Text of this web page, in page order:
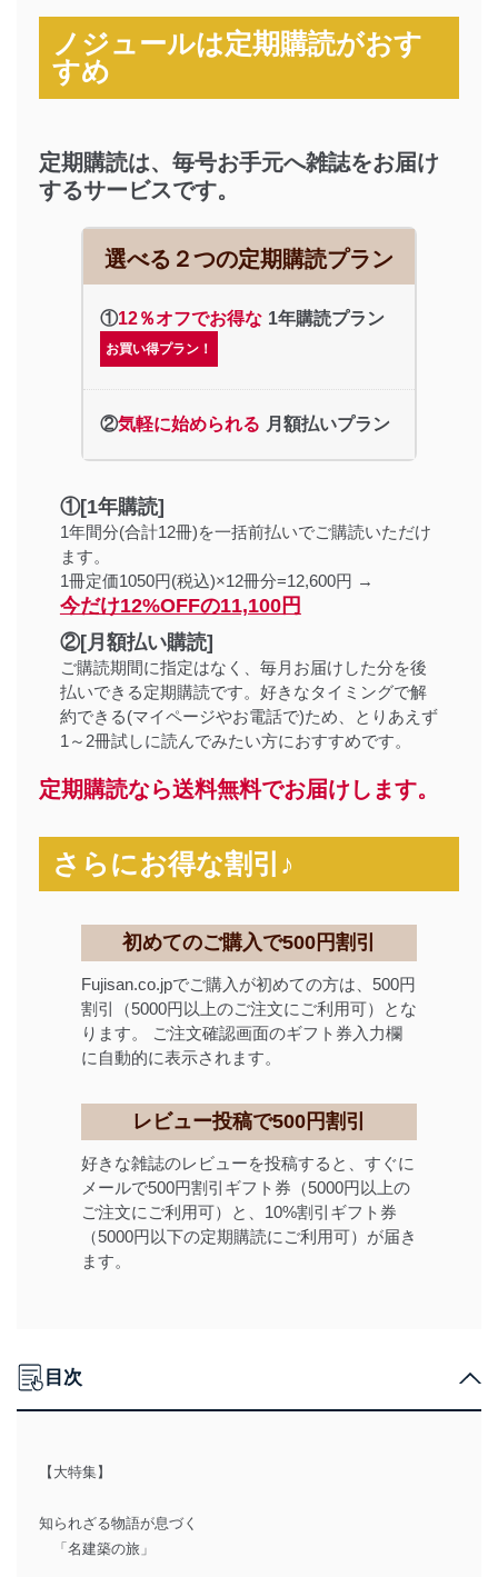
ノジュールは定期購読がおす
すめ
定期購読は、毎号お手元へ雑誌をお届け
するサービスです。
選べる２つの定期購読プラン
①12％オフでお得な 1年購読プラン
お買い得プラン！
②気軽に始められる 月額払いプラン
①[1年購読]
1年間分(合計12冊)を一括前払いでご購読いただけ
ます。
1冊定価1050円(税込)×12冊分=12,600円 →
今だけ12%OFFの11,100円
②[月額払い購読]
ご購読期間に指定はなく、毎月お届けした分を後
払いできる定期購読です。好きなタイミングで解
約できる(マイページやお電話で)ため、とりあえず
1～2冊試しに読んでみたい方におすすめです。
定期購読なら送料無料でお届けします。
さらにお得な割引♪
初めてのご購入で500円割引
Fujisan.co.jpでご購入が初めての方は、500円
割引（5000円以上のご注文にご利用可）とな
ります。 ご注文確認画面のギフト券入力欄
に自動的に表示されます。
レビュー投稿で500円割引
好きな雑誌のレビューを投稿すると、すぐに
メールで500円割引ギフト券（5000円以上の
ご注文にご利用可）と、10%割引ギフト券
（5000円以下の定期購読にご利用可）が届き
ます。
目次
【大特集】
知られざる物語が息づく
「名建築の旅」